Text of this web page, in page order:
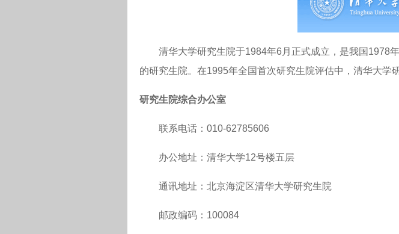
清华大学研究生院于1984年6月正式成立，是我国1978
的研究生院。在1995年全国首次研究生院评估中，清华大学
研究生院综合办公室
联系电话：010-62785606
办公地址：清华大学12号楼五层
通讯地址：北京海淀区清华大学研究生院
邮政编码：100084